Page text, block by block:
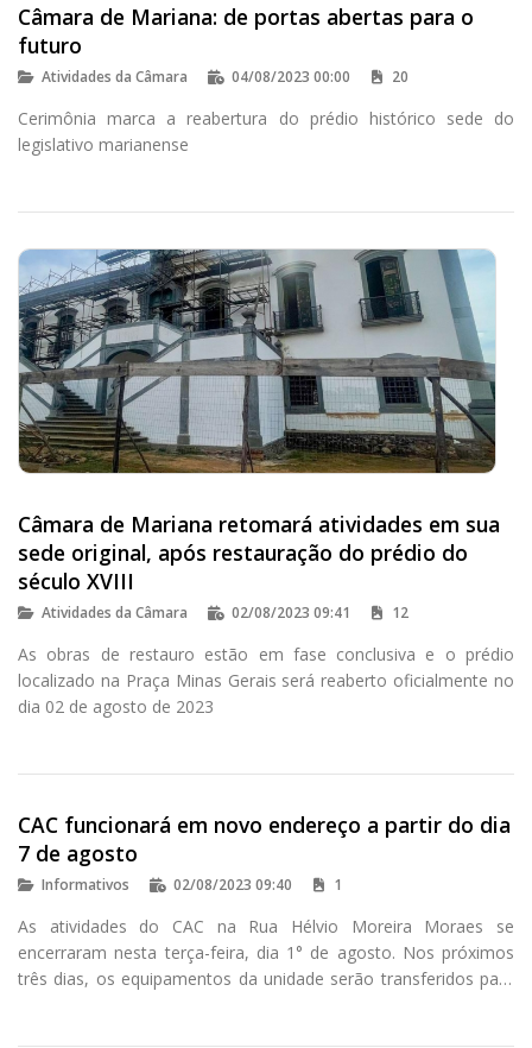
Câmara de Mariana: de portas abertas para o
futuro
Atividades da Câmara 04/08/2023 00:00 20
Cerimônia marca a reabertura do prédio histórico sede do
legislativo marianense
Câmara de Mariana retomará atividades em sua
sede original, após restauração do prédio do
século XVIII
Atividades da Câmara 02/08/2023 09:41 12
As obras de restauro estão em fase conclusiva e o prédio
localizado na Praça Minas Gerais será reaberto oficialmente no
dia 02 de agosto de 2023
CAC funcionará em novo endereço a partir do dia
7 de agosto
Informativos 02/08/2023 09:40 1
As atividades do CAC na Rua Hélvio Moreira Moraes se
encerraram nesta terça-feira, dia 1° de agosto. Nos próximos
três dias, os equipamentos da unidade serão transferidos para